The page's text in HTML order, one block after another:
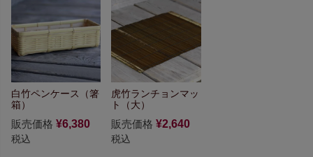
白竹ペンケース（箸
箱）
販売価格 ¥6,380
税込
虎竹ランチョンマッ
ト（大）
販売価格 ¥2,640
税込